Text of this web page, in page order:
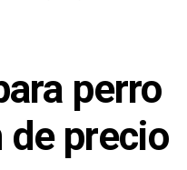
perro
de precio